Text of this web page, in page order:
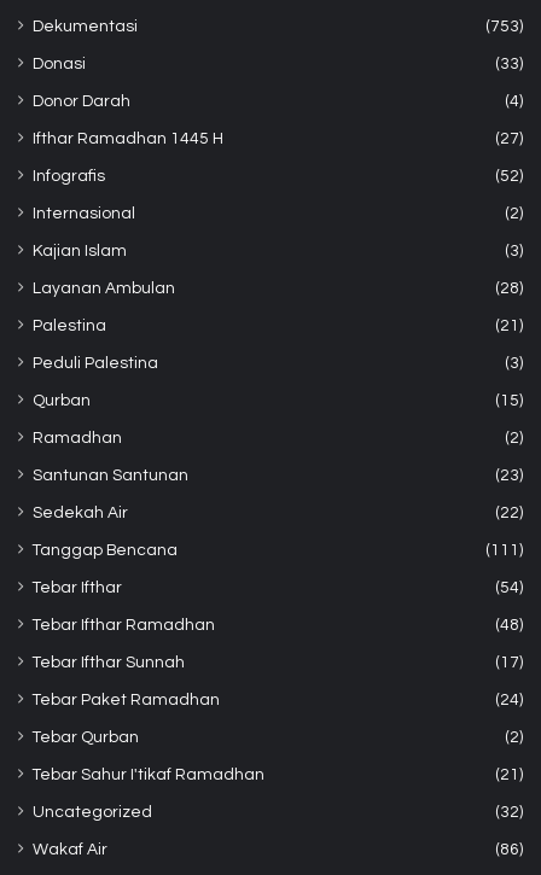
Dekumentasi (753)
Donasi (33)
Donor Darah (4)
Ifthar Ramadhan 1445 H (27)
Infografis (52)
Internasional (2)
Kajian Islam (3)
Layanan Ambulan (28)
Palestina (21)
Peduli Palestina (3)
Qurban (15)
Ramadhan (2)
Santunan Santunan (23)
Sedekah Air (22)
Tanggap Bencana (111)
Tebar Ifthar (54)
Tebar Ifthar Ramadhan (48)
Tebar Ifthar Sunnah (17)
Tebar Paket Ramadhan (24)
Tebar Qurban (2)
Tebar Sahur I'tikaf Ramadhan (21)
Uncategorized (32)
Wakaf Air (86)